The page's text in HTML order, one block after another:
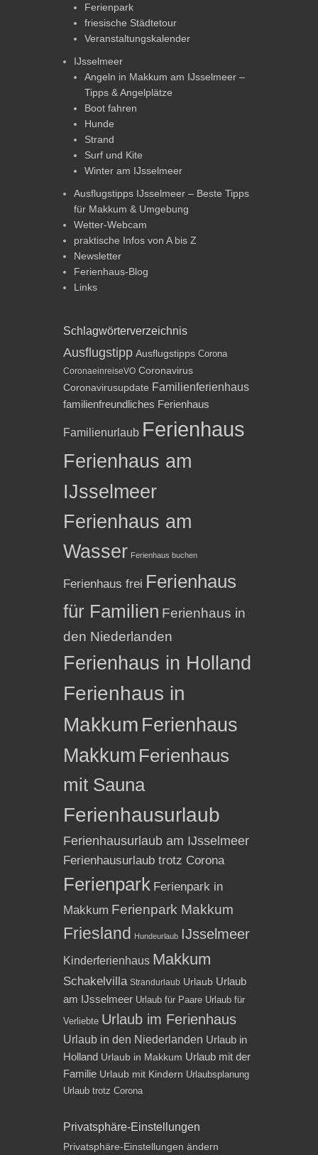
Ferienpark
friesische Städtetour
Veranstaltungskalender
IJsselmeer
Angeln in Makkum am IJsselmeer –
Tipps & Angelplätze
Boot fahren
Hunde
Strand
Surf und Kite
Winter am IJsselmeer
Ausflugstipps IJsselmeer – Beste Tipps
für Makkum & Umgebung
Wetter-Webcam
praktische Infos von A bis Z
Newsletter
Ferienhaus-Blog
Links
Schlagwörterverzeichnis
Ausflugstipp Ausflugstipps Corona
CoronaeinreiseVO Coronavirus
Coronavirusupdate Familienferienhaus
familienfreundliches Ferienhaus
Familienurlaub Ferienhaus
Ferienhaus am
IJsselmeer
Ferienhaus am
Wasser Ferienhaus buchen
Ferienhaus frei Ferienhaus
für Familien Ferienhaus in
den Niederlanden
Ferienhaus in Holland
Ferienhaus in
Makkum Ferienhaus
Makkum Ferienhaus
mit Sauna
Ferienhausurlaub
Ferienhausurlaub am IJsselmeer
Ferienhausurlaub trotz Corona
Ferienpark Ferienpark in
Makkum Ferienpark Makkum
Friesland Hundeurlaub IJsselmeer
Kinderferienhaus Makkum
Schakelvilla Strandurlaub Urlaub Urlaub
am IJsselmeer Urlaub für Paare Urlaub für
Verliebte Urlaub im Ferienhaus
Urlaub in den Niederlanden Urlaub in
Holland Urlaub in Makkum Urlaub mit der
Familie Urlaub mit Kindern Urlaubsplanung
Urlaub trotz Corona
Privatsphäre-Einstellungen
Privatsphäre-Einstellungen ändern